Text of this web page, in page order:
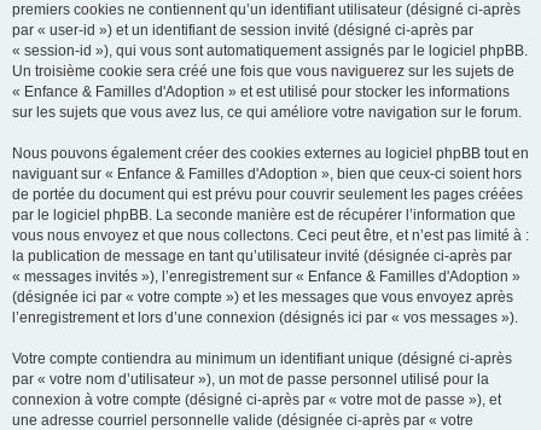
premiers cookies ne contiennent qu’un identifiant utilisateur (désigné ci-après
par « user-id ») et un identifiant de session invité (désigné ci-après par
« session-id »), qui vous sont automatiquement assignés par le logiciel phpBB.
Un troisième cookie sera créé une fois que vous naviguerez sur les sujets de
« Enfance & Familles d'Adoption » et est utilisé pour stocker les informations
sur les sujets que vous avez lus, ce qui améliore votre navigation sur le forum.
Nous pouvons également créer des cookies externes au logiciel phpBB tout en
naviguant sur « Enfance & Familles d'Adoption », bien que ceux-ci soient hors
de portée du document qui est prévu pour couvrir seulement les pages créées
par le logiciel phpBB. La seconde manière est de récupérer l’information que
vous nous envoyez et que nous collectons. Ceci peut être, et n’est pas limité à :
la publication de message en tant qu’utilisateur invité (désignée ci-après par
« messages invités »), l’enregistrement sur « Enfance & Familles d'Adoption »
(désignée ici par « votre compte ») et les messages que vous envoyez après
l’enregistrement et lors d’une connexion (désignés ici par « vos messages »).
Votre compte contiendra au minimum un identifiant unique (désigné ci-après
par « votre nom d’utilisateur »), un mot de passe personnel utilisé pour la
connexion à votre compte (désigné ci-après par « votre mot de passe »), et
une adresse courriel personnelle valide (désignée ci-après par « votre